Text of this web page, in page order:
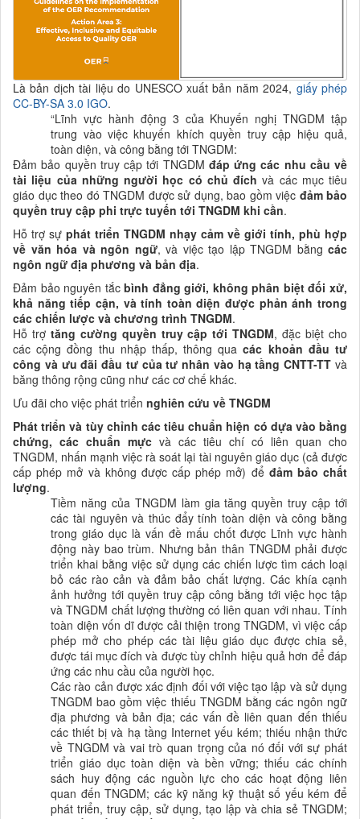
Là bản dịch tài liệu do UNESCO xuất bản năm 2024, giấy phép
CC-BY-SA 3.0 IGO.
“Lĩnh vực hành động 3 của Khuyến nghị TNGDM tập
trung vào việc khuyến khích quyền truy cập hiệu quả,
toàn diện, và công bằng tới TNGDM:
Đảm bảo quyền truy cập tới TNGDM đáp ứng các nhu cầu về
tài liệu của những người học có chủ đích và các mục tiêu
giáo dục theo đó TNGDM được sử dụng, bao gồm việc đảm bảo
quyền truy cập phi trực tuyến tới TNGDM khi cần.
Hỗ trợ sự phát triển TNGDM nhạy cảm về giới tính, phù hợp
về văn hóa và ngôn ngữ, và việc tạo lập TNGDM bằng các
ngôn ngữ địa phương và bản địa.
Đảm bảo nguyên tắcbình đẳng giới, khôngphân biệt đối xử,
khả năng tiếp cận, và tính toàn diện được phản ánh trong
các chiến lược và chương trình TNGDM.
Hỗ trợ tăng cường quyền truy cập tới TNGDM, đặc biệt cho
các cộng đồng thu nhập thấp, thông quacác khoản đầu tư
công và ưu đãi đầu tư của tư nhân vào hạ tầng CNTT-TT và
băng thông rộng cũng như các cơ chế khác.
Ưu đãi cho việc phát triển nghiên cứu về TNGDM
Phát triển và tùy chỉnh các tiêu chuẩn hiện có dựa vào bằng
chứng, các chuẩn mực và các tiêu chí có liên quan cho
TNGDM, nhấn mạnh việc rà soát lại tài nguyên giáo dục (cả được
cấp phép mở và không được cấp phép mở) để đảm bảo chất
lượng.
Tiềm năng của TNGDM làm gia tăng quyền truy cập tới
các tài nguyên và thúc đẩy tính toàn diện và công bằng
trong giáo dục là vấn đề mấu chốt được Lĩnh vực hành
động này bao trùm. Nhưng bản thân TNGDM phải được
triển khai bằng việc sử dụng các chiến lược tìm cách loại
bỏ các rào cản và đảm bảo chất lượng. Các khía cạnh
ảnh hưởng tới quyền truy cập công bằng tới việc học tập
và TNGDM chất lượng thường có liên quan với nhau. Tính
toàn diện vốn dĩ được cải thiện trong TNGDM, vì việc cấp
phép mở cho phép các tài liệu giáo dục được chia sẻ,
được tái mục đích và được tùy chỉnh hiệu quả hơn để đáp
ứng các nhu cầu của người học.
Các rào cản được xác định đối với việc tạo lập và sử dụng
TNGDM bao gồm việc thiếu TNGDM bằng các ngôn ngữ
địa phương và bản địa; các vấn đề liên quan đến thiếu
các thiết bị và hạ tầng Internet yếu kém; thiếu nhận thức
về TNGDM và vai trò quan trọng của nó đối với sự phát
triển giáo dục toàn diện và bền vững; thiếu các chính
sách huy động các nguồn lực cho các hoạt động liên
quan đến TNGDM; các kỹ năng kỹ thuật số yếu kém để
phát triển, truy cập, sử dụng, tạo lập và chia sẻ TNGDM;